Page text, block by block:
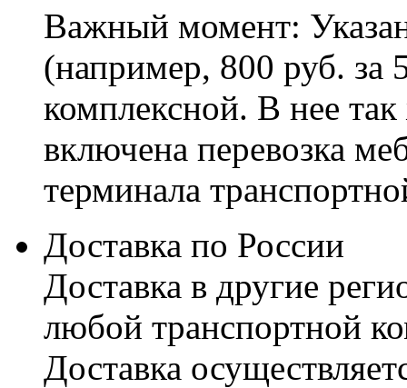
Важный момент:
(например, 800 руб. за
комплексной. В нее
включена перевозка
терминала
Доставка по России
Доставка в другие
любой транспортной
Доставка